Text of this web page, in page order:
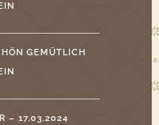
GEMÜTLICH
– 17.03.2024